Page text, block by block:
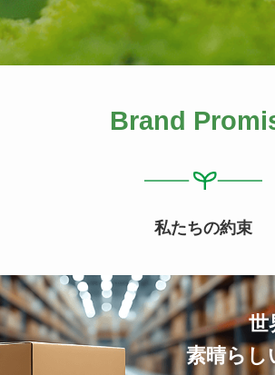
Brand
私たちの約束
世
素晴らし